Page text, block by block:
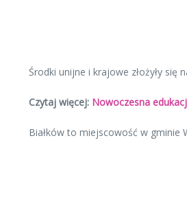
Środki unijne i krajowe złożyły się
Czytaj więcej: Nowoczesna
Białków to miejscowość w gminie